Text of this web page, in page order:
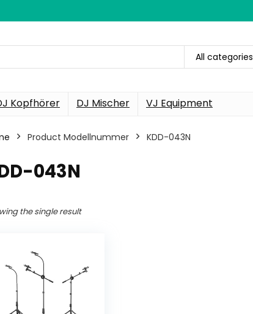
All categories
Kopfhörer DJ Mischer VJ Equipment
Product Modellnummer ‎KDD-043N
043N
the single result